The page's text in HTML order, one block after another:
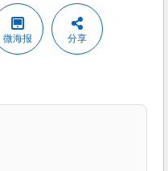
微海报 分享